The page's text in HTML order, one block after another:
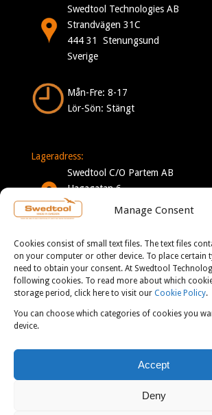
Manage Consent
Cookies consist of small text files. The text files
on your computer or other device. To place certain
need to obtain your consent. At Swedtool
following cookies. To read more about which
storage period, click here to visit our Cookie Policy.
You can choose which categories of cookies you
device.
Accept
Deny
Swedtool Technologies AB
Strandvägen 31C
444 31 Stenungsund
Sverige
Mån-Fre: 8-17
Lör-Sön: Stängt
Lageradress:
Swedtool C/O Partem AB
Hagagatan 6
332 35 Gislaved
Sverige
Mån-Tor: 7-16
Fre: 7-13
KONTAKT:
info@swedtool.se